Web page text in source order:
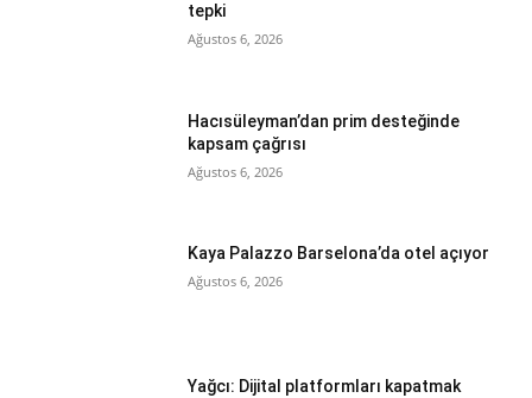
tepki
Ağustos 6, 2026
Hacısüleyman’dan prim desteğinde
kapsam çağrısı
Ağustos 6, 2026
Kaya Palazzo Barselona’da otel açıyor
Ağustos 6, 2026
Yağcı: Dijital platformları kapatmak